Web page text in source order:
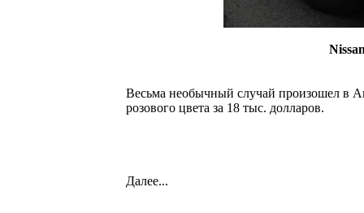
Весьма необычный случай произошел в
розового цвета за 18 тыс. долларов.
Далее...